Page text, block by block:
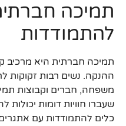
תמיכה
להתמודדות
תמיכה חברתית היא מרכיב
ההנקה. נשים רבות זקוקות
משפחה, חברים וקבוצות
שעברו חוויות דומות
כלים להתמודדות עם